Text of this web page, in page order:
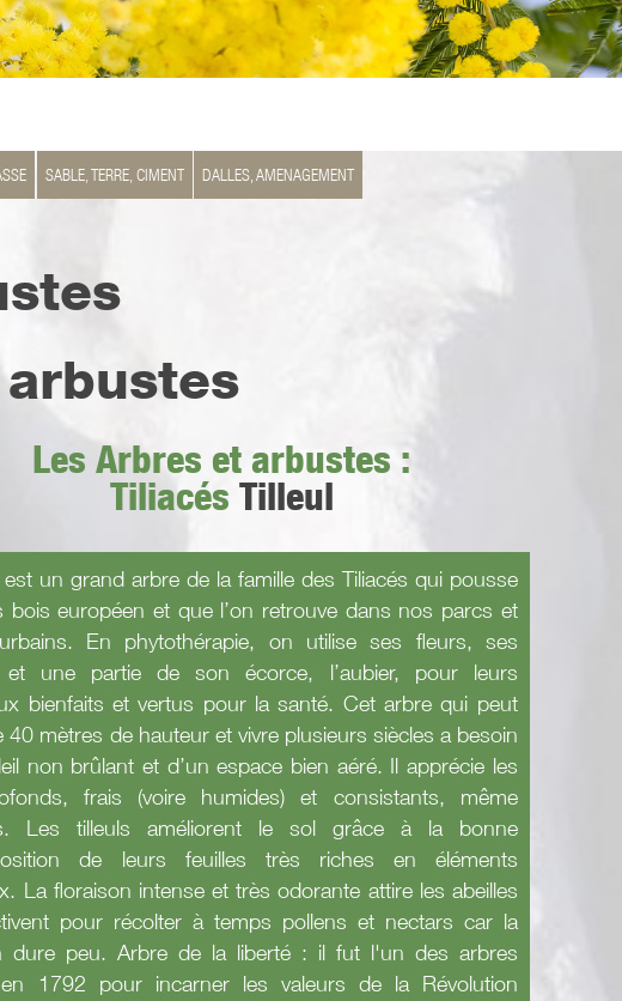
SABLE, TERRE, CIMENT DALLES, AMENAGEMENT
Les Arbres et arbustes :
Tiliacés Tilleul
est un grand arbre de la famille des Tiliacés qui pousse
bois européen et que l’on retrouve dans nos parcs et
En phytothérapie, on utilise ses fleurs, ses
et une partie de son écorce, l’aubier, pour leurs
bienfaits et vertus pour la santé. Cet arbre qui peut
40 mètres de hauteur et vivre plusieurs siècles a besoin
non brûlant et d’un espace bien aéré. Il apprécie les
frais (voire humides) et consistants, même
Les tilleuls améliorent le sol grâce à la bonne
de leurs feuilles très riches en éléments
La floraison intense et très odorante attire les abeilles
pour récolter à temps pollens et nectars car la
dure peu. Arbre de la liberté : il fut l'un des arbres
1792 pour incarner les valeurs de la Révolution